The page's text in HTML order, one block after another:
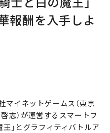
報酬を入手しよ
マイネットゲームス（東京
志）が運営するスマートフ
」とグラフィティバトルア